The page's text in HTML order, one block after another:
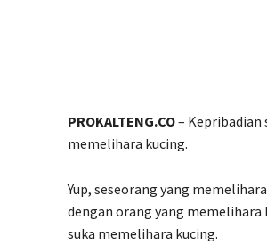
PROKALTENG.CO– Kepribadian
memelihara kucing.
Yup, seseorang yang
dengan orang yang
suka memelihara kucing.